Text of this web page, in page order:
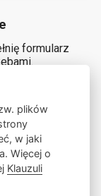
formularz
plików
w jaki
Więcej o
Klauzuli